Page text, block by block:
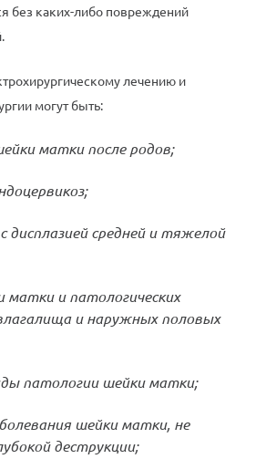
без каких-либо повреждений
лечению и
могут быть:
матки после родов;
дисплазией средней и тяжелой
матки и патологических
и наружных половых
патологии шейки матки;
шейки матки, не
деструкции;